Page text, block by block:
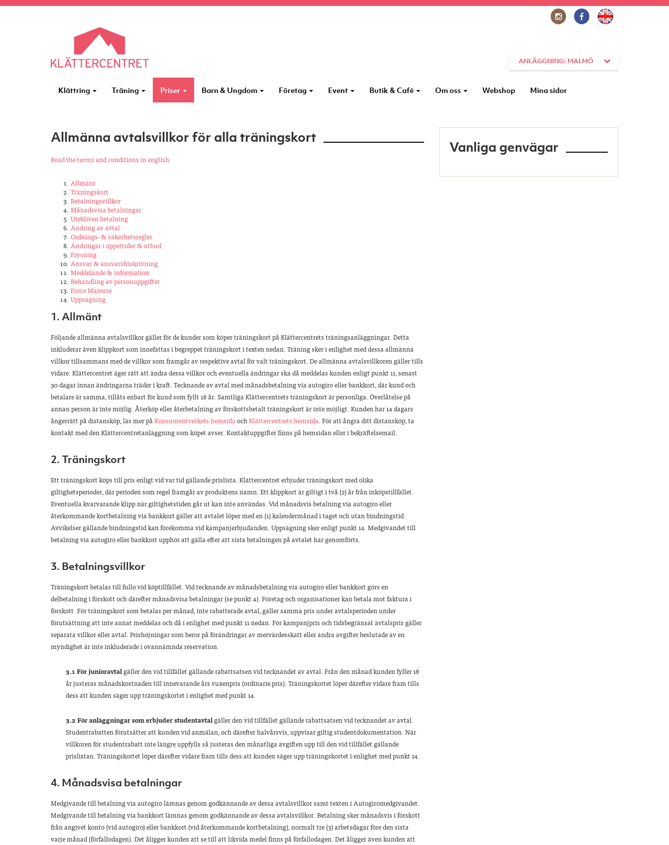
ANLÄGGNING: MALMÖ
Klättring Träning Priser Barn & Ungdom Företag Event Butik & Café Om oss Webshop Mina sidor
Allmänna avtalsvillkor för alla träningskort
Read the terms and conditions in english
Allmänt
Träningskort
Betalningsvillkor
Månadsvisa betalningar
Utebliven betalning
Ändring av avtal
Ordnings- & säkerhetsregler
Ändringar i öppettider & utbud
Frysning
Ansvar & ansvarsfriskrivning
Meddelande & information
Behandling av personuppgifter
Force Majeure
Uppsägning
1. Allmänt
Följande allmänna avtalsvillkor gäller för de kunder som köper träningskort på Klättercentrets träningsanläggningar. Detta
inkluderar även klippkort som innefattas i begreppet träningskort i texten nedan. Träning sker i enlighet med dessa allmänna
villkor tillsammans med de villkor som framgår av respektive avtal för valt träningskort. De allmänna avtalsvillkoren gäller tills
vidare. Klättercentret äger rätt att ändra dessa villkor och eventuella ändringar ska då meddelas kunden enligt punkt 11, senast
30 dagar innan ändringarna träder i kraft. Tecknande av avtal med månadsbetalning via autogiro eller bankkort, där kund och
betalare är samma, tillåts enbart för kund som fyllt 18 år. Samtliga Klättercentrets träningskort är personliga. Överlåtelse på
annan person är inte möjlig. Återköp eller återbetalning av förskottsbetalt träningskort är inte möjligt. Kunden har 14 dagars
ångerrätt på distansköp, läs mer påKonsumentverkets hemsidaochKlättercentrets hemsida. För att ångra ditt distansköp, ta
kontakt med den Klättercentretanläggning som köpet avser. Kontaktuppgifter finns på hemsidan eller i bekräftelsemail.
2. Träningskort
Ett träningskort köps till pris enligt vid var tid gällande prislista. Klättercentret erbjuder träningskort med olika
giltighetsperioder, där perioden som regel framgår av produktens namn. Ett klippkort är giltigt i två (2) år från inköpstillfället.
Eventuella kvarvarande klipp när giltighetstiden går ut kan inte användas. Vid månadsvis betalning via autogiro eller
återkommande kortbetalning via bankkort gäller att avtalet löper med en (1) kalendermånad i taget och utan bindningstid.
Avvikelser gällande bindningstid kan förekomma vid kampanjerbjudanden. Uppsägning sker enligt punkt 14. Medgivandet till
betalning via autogiro eller bankkort upphör att gälla efter att sista betalningen på avtalet har genomförts.
3. Betalningsvillkor
Träningskort betalas till fullo vid köptillfället. Vid tecknande av månadsbetalning via autogiro eller bankkort görs en
delbetalning i förskott och därefter månadsvisa betalningar (se punkt 4). Företag och organisationer kan betala mot faktura i
förskott. För träningskort som betalas per månad, inte rabatterade avtal, gäller samma pris under avtalsperioden under
förutsättning att inte annat meddelas och då i enlighet med punkt 11 nedan. För kampanjpris och tidsbegränsat avtalspris gäller
separata villkor eller avtal. Prishöjningar som beror på förändringar av mervärdesskatt eller andra avgifter beslutade av en
myndighet är inte inkluderade i ovannämnda reservation.
3.1 För junioravtalgäller den vid tillfället gällande rabattsatsen vid tecknandet av avtal. Från den månad kunden fyller 18
år justeras månadskostnaden till innevarande års vuxenpris (ordinarie pris). Träningskortet löper därefter vidare fram tills
dess att kunden säger upp träningskortet i enlighet med punkt 14.
3.2 För anläggningar som erbjuder studentavtalgäller den vid tillfället gällande rabattsatsen vid tecknandet av avtal.
Studentrabatten förutsätter att kunden vid anmälan, och därefter halvårsvis, uppvisar giltig studentdokumentation. När
villkoren för studentrabatt inte längre uppfylls så justeras den månatliga avgiften upp till den vid tillfället gällande
prislistan. Träningskortet löper därefter vidare fram tills dess att kunden säger upp träningskortet i enlighet med punkt 14.
4. Månadsvisa betalningar
Medgivande till betalning via autogiro lämnas genom godkännande av dessa avtalsvillkor samt texten i Autogiromedgivandet.
Medgivande till betalning via bankkort lämnas genom godkännande av dessa avtalsvillkor. Betalning sker månadsvis i förskott
från angivet konto (vid autogiro) eller bankkort (vid återkommande kortbetalning), normalt tre (3) arbetsdagar före den sista
varje månad (förfallodagen). Det åligger kunden att se till att likvida medel finns på förfallodagen. Det åligger även kunden att
Vanliga genvägar